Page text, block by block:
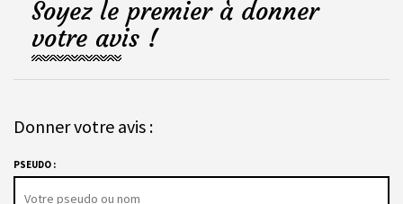
Soyez le premier à donner
votre avis !
Donner votre avis :
PSEUDO :